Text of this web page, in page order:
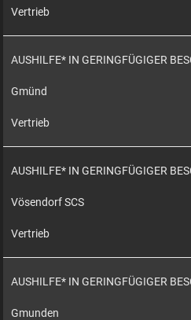
Vertrieb
AUSHILFE* IN GERINGFÜGIGER
Gmünd
Vertrieb
AUSHILFE* IN GERINGFÜGIGER
Vösendorf SCS
Vertrieb
AUSHILFE* IN GERINGFÜGIGER
Gmunden